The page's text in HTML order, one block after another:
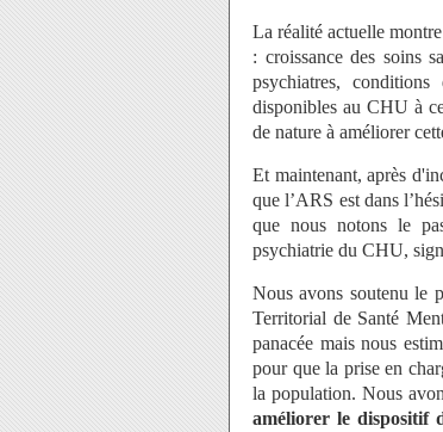
La réalité actuelle
: croissance des soins
psychiatres,
disponibles au CHU à
de nature à améliorer
Et maintenant, après
que l’ARS est dans
que nous notons le
psychiatrie du CHU,
Nous avons soutenu le
Territorial de Santé
panacée mais nous
pour que la prise en
la population. Nous
améliorer le dispositif